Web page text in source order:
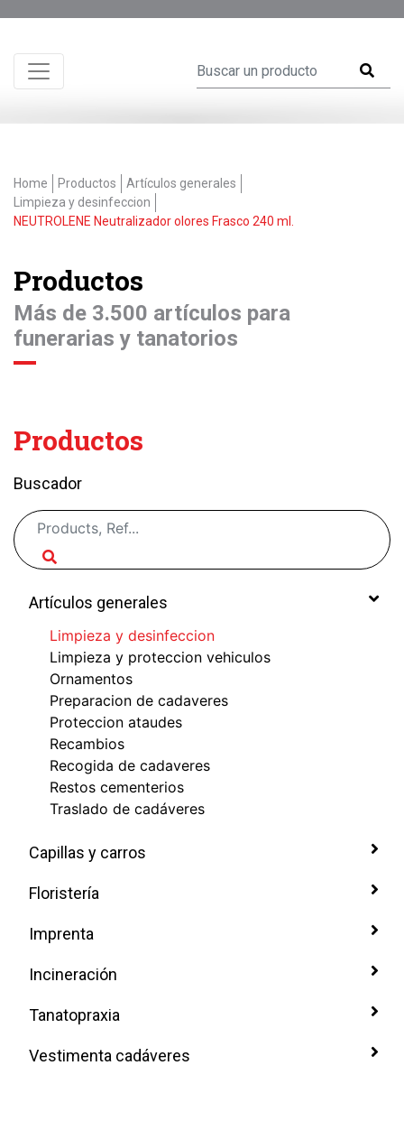
Home Productos
Artículos generales
Limpieza y desinfeccion
NEUTROLENE Neutralizador olores Frasco 240 ml.
Productos
Más de 3.500 artículos para
funerarias y tanatorios
Productos
Buscador
Artículos generales
Limpieza y desinfeccion
Limpieza y proteccion vehiculos
Ornamentos
Preparacion de cadaveres
Proteccion ataudes
Recambios
Recogida de cadaveres
Restos cementerios
Traslado de cadáveres
Capillas y carros
Floristería
Imprenta
Incineración
Tanatopraxia
Vestimenta cadáveres